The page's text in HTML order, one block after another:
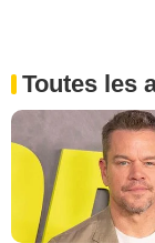
Toutes les